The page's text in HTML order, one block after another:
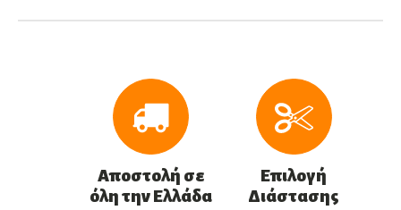
Αποστολή σε
όλη την Ελλάδα
Επιλογή
Διάστασης